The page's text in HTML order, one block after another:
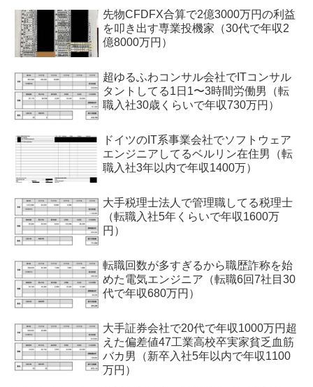
先物CFDFX合算で2億3000万円の利益
を叩き出す専業投機家（30代で年収2
億8000万円）
超ゆるふわコンサル会社でITコンサル
タントしてる1日1〜3時間労働男（転
職入社30歳くらいで年収730万円）
ドイツのIT系事業会社でソフトウェア
エンジニアしてるベルリン在住男（転
職入社3年以内で年収1400万）
大手税理士法人で管理職してる税理士
（転職入社5年くらいで年収1600万
円）
転職回数が多すぎるから職歴詐称を始
めた電気エンジニア（転職6回7社目30
代で年収680万円）
大手証券会社で20代で年収1000万円超
えた偏差値47工業高校卒実家貧乏血筋
バカ男（新卒入社5年以内で年収1100
万円）